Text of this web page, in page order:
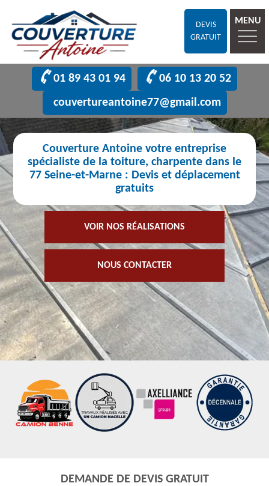
DEVIS
GRATUIT
MENU
01 89 43 01 94
06 10 13 20 52
couvertureantoine77@gmail.com
Couverture Antoine votre entreprise
spécialiste de la toiture, charpente dans le
77 Seine-et-Marne : Devis et déplacement
gratuits
VOIR NOS RÉALISATIONS
NOUS CONTACTER
DEMANDE DE DEVIS GRATUIT